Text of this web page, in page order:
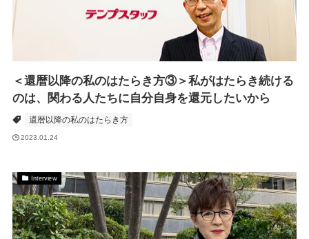
＜還暦以降の私のはたらき方③＞私がはたらき続ける
のは、関わる人たちに自分自身を還元したいから
還暦以降の私のはたらき方
2023.01.24
Interview